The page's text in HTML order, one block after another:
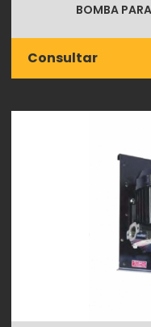
BOMBA
Consultar